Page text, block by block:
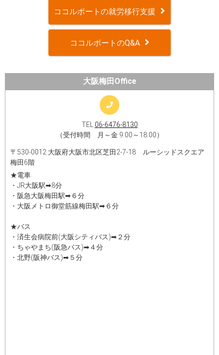
ココルポートの就労移行支援
ココルポートのQ&A
大阪梅田Office
TEL 06-6476-8130
（受付時間 月～金 9:00～18:00）
〒530-0012 大阪府大阪市北区芝田2-7-18 ルーシッドスクエア
梅田6階
★電車
・JR大阪駅➡8分
・阪急大阪梅田駅➡６分
・大阪メトロ御堂筋線梅田駅➡６分
★バス
・済生会病院前(大阪シティバス)➡２分
・ちゃやまち(阪急バス)➡４分
・北野(阪神バス)➡５分